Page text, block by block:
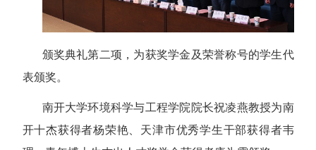
颁奖典礼第二项，为获奖学金及荣誉称号的学生代
表颁奖。
南开大学环境科学与工程学院院长祝凌燕教授为南
开十杰获得者杨荣艳、天津市优秀学生干部获得者韦